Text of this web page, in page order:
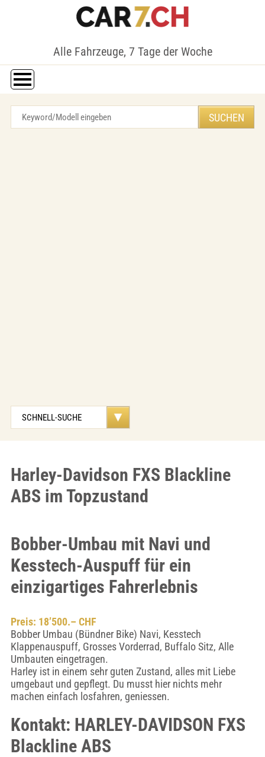
Alle Fahrzeuge, 7 Tage der Woche
Harley-Davidson FXS Blackline
ABS im Topzustand
Bobber-Umbau mit Navi und
Kesstech-Auspuff für ein
einzigartiges Fahrerlebnis
Preis: 18’500.– CHF
Bobber Umbau (Bündner Bike) Navi, Kesstech
Klappenauspuff, Grosses Vorderrad, Buffalo Sitz, Alle
Umbauten eingetragen.
Harley ist in einem sehr guten Zustand, alles mit Liebe
umgebaut und gepflegt. Du musst hier nichts mehr
machen einfach losfahren, geniessen.
Kontakt: HARLEY-DAVIDSON FXS
Blackline ABS